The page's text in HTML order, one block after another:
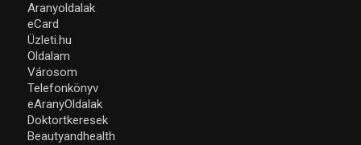
Aranyoldalak
eCard
Üzleti.hu
Oldalam
Városom
Telefonkönyv
eAranyOldalak
Doktortkeresek
Beautyandhealth